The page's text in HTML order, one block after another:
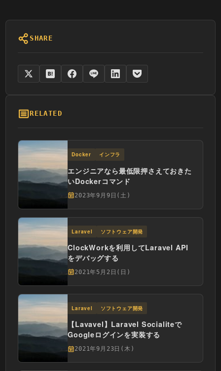
SHARE
RELATED
Docker インフラ
エンジニアなら最低限押さえておきた
いDockerコマンド
2023年9月9日(土)
Laravel ソフトウェア開発
ClockWorkを利用してLaravel API
をデバッグする
2021年5月2日(日)
Laravel ソフトウェア開発
【Lavavel】Laravel Socialiteで
Googleログインを実装する
2021年9月23日(木)